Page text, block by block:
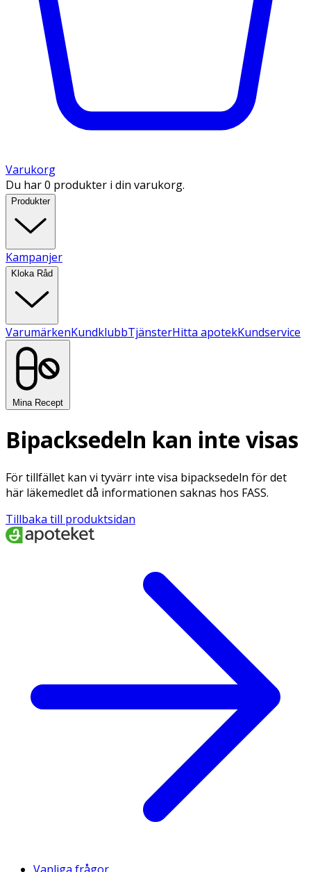
Varukorg
Du har 0 produkter i din varukorg.
Produkter
Kampanjer
Kloka Råd
VarumärkenKundklubbTjänsterHitta apotekKundservice
Mina Recept
Bipacksedeln kan inte visas
För tillfället kan vi tyvärr inte visa bipacksedeln för det
här läkemedlet då informationen saknas hos FASS.
Tillbaka till produktsidan